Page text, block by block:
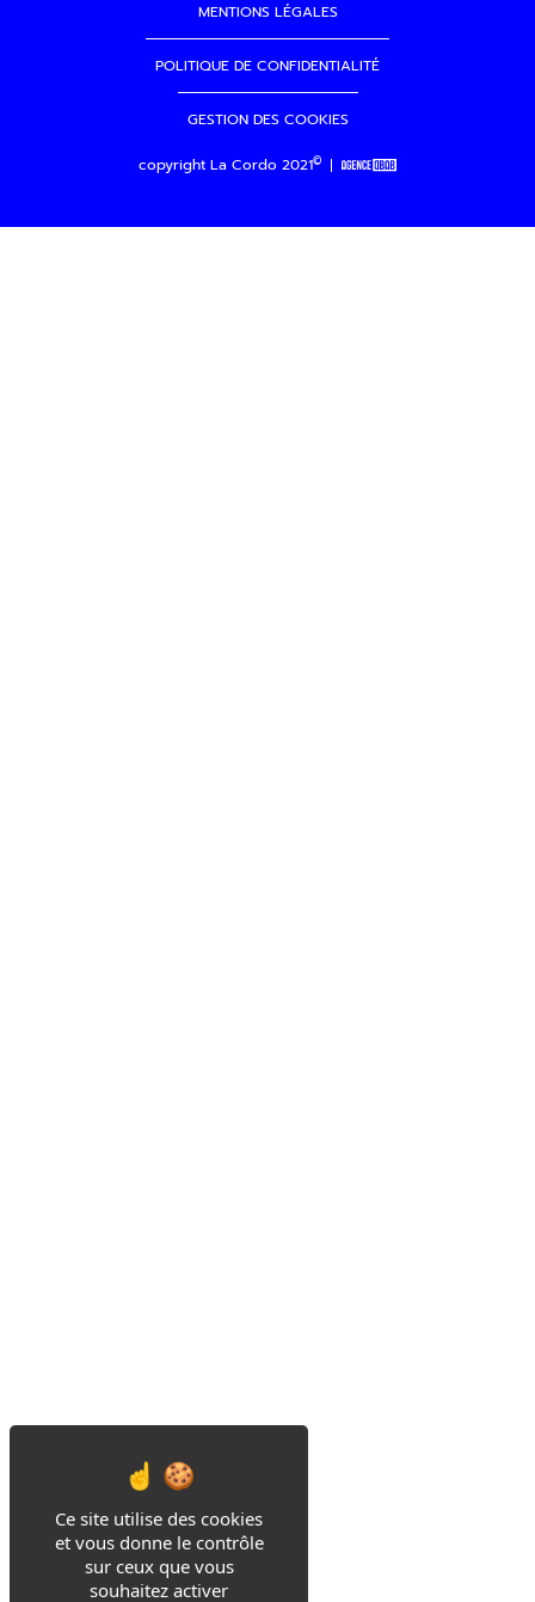
Ce site utilise des cookies
et vous donne le contrôle
sur ceux que vous
souhaitez activer
MENTIONS LÉGALES
POLITIQUE DE CONFIDENTIALITÉ
GESTION DES COOKIES
copyright La Cordo 2021©